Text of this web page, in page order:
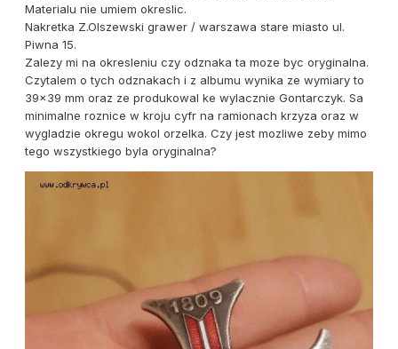
Materialu nie umiem okreslic.
Nakretka Z.Olszewski grawer / warszawa stare miasto ul.
Piwna 15.
Zalezy mi na okresleniu czy odznaka ta moze byc oryginalna.
Czytalem o tych odznakach i z albumu wynika ze wymiary to
39x39 mm oraz ze produkowal ke wylacznie Gontarczyk. Sa
minimalne roznice w kroju cyfr na ramionach krzyza oraz w
wygladzie okregu wokol orzelka. Czy jest mozliwe zeby mimo
tego wszystkiego byla oryginalna?